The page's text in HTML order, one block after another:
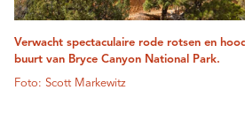
Verwacht spectaculaire rode rotsen en
buurt van Bryce Canyon National Park.
Foto: Scott Markewitz